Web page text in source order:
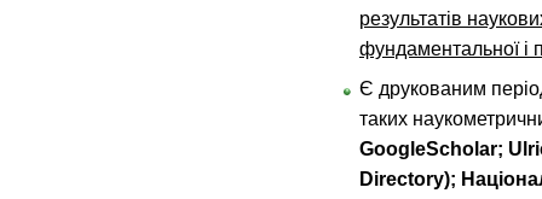
результатів
фундаментальної і
Є друкованим
таких
GoogleScholar;
Directory);